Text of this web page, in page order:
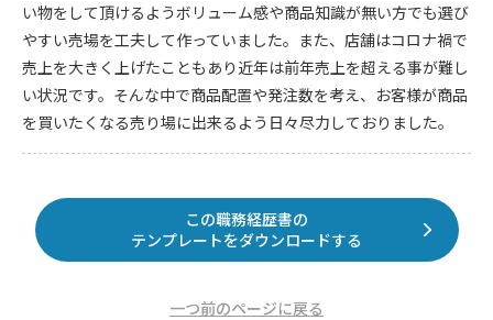
い物をして頂けるようボリューム感や商品知識が無い方でも選び
やすい売場を工夫して作っていました。また、店舗はコロナ禍で
売上を大きく上げたこともあり近年は前年売上を超える事が難し
い状況です。そんな中で商品配置や発注数を考え、お客様が商品
を買いたくなる売り場に出来るよう日々尽力しておりました。
この職務経歴書の
テンプレートをダウンロードする
一つ前のページに戻る